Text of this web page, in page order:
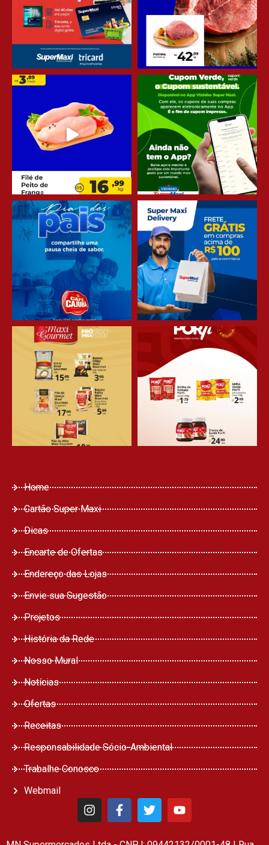
Home
Cartão Super Maxi
Dicas
Encarte de Ofertas
Endereço das Lojas
Envie sua Sugestão
Projetos
História da Rede
Nosso Mural
Notícias
Ofertas
Receitas
Responsabilidade Sócio-Ambiental
Trabalhe Conosco
Webmail